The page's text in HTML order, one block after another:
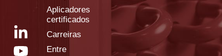
Aplicadores
certificados
Carreiras
Entre